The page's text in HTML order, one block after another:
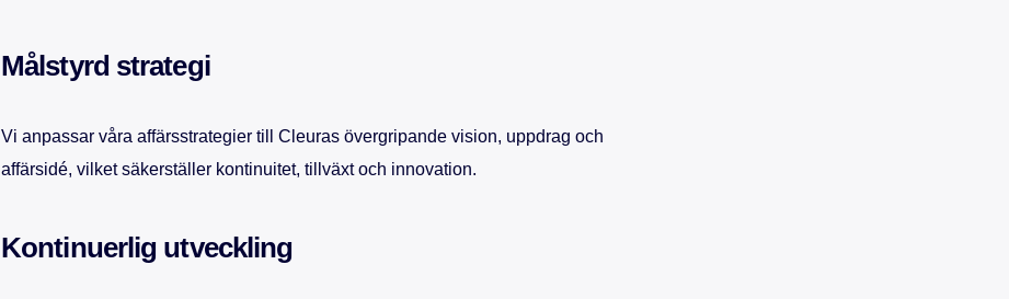
Målstyrd strategi
Vi anpassar våra affärsstrategier till Cleuras övergripande vision, uppdrag och
affärsidé, vilket säkerställer kontinuitet, tillväxt och innovation.
Kontinuerlig utveckling